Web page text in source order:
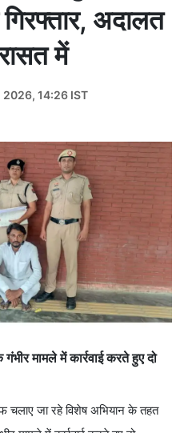
अदालत
में
2026, 14:26 IST
मामले में कार्रवाई करते हुए दो
चलाए जा रहे विशेष अभियान के तहत